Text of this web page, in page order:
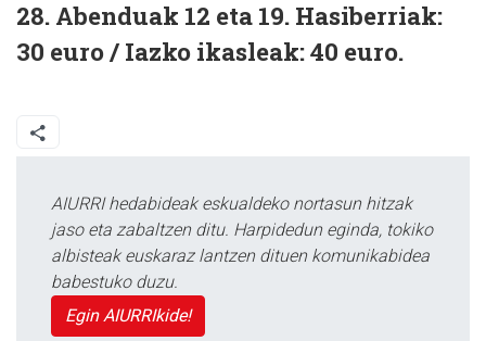
28. Abenduak 12 eta 19. Hasiberriak:
30 euro / Iazko ikasleak: 40 euro.
AIURRI hedabideak eskualdeko nortasun hitzak
jaso eta zabaltzen ditu. Harpidedun eginda, tokiko
albisteak euskaraz lantzen dituen komunikabidea
babestuko duzu.
Egin AIURRIkide!